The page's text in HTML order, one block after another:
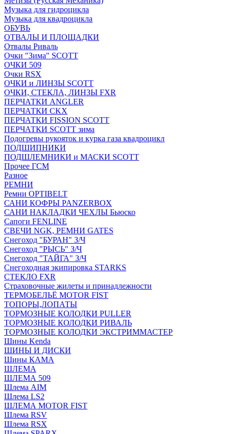
Музыка для гидроцикла
Музыка для квадроцикла
ОБУВЬ
ОТВАЛЫ И ПЛОЩАДКИ
Отвалы Риваль
Очки "Зима" SCOTT
ОЧКИ 509
Очки RSX
ОЧКИ и ЛИНЗЫ SCOTT
ОЧКИ, СТЕКЛА, ЛИНЗЫ FXR
ПЕРЧАТКИ ANGLER
ПЕРЧАТКИ CKX
ПЕРЧАТКИ FISSION SCOTT
ПЕРЧАТКИ SCOTT зима
Подогревы рукояток и курка газа квадроцикл
ПОДШИПНИКИ
ПОДШЛЕМНИКИ и МАСКИ SCOTT
Прочее ГСМ
Разное
РЕМНИ
Ремни OPTIBELT
САНИ КОФРЫ PANZERBOX
САНИ НАКЛАДКИ ЧЕХЛЫ Бьюско
Сапоги FENLINE
СВЕЧИ NGK, РЕМНИ GATES
Снегоход "БУРАН" З/Ч
Снегоход "РЫСЬ" З/Ч
Снегоход "ТАЙГА" З/Ч
Снегоходная экипировка STARKS
СТЕКЛО FXR
Страховочные жилеты и принадлежности
ТЕРМОБЕЛЬЁ MOTOR FIST
ТОПОРЫ,ЛОПАТЫ
ТОРМОЗНЫЕ КОЛОДКИ PULLER
ТОРМОЗНЫЕ КОЛОДКИ РИВАЛЬ
ТОРМОЗНЫЕ КОЛОДКИ ЭКСТРИММАСТЕР
Шины Kenda
ШИНЫ И ДИСКИ
Шины КАМА
ШЛЕМА
ШЛЕМА 509
Шлема AIM
Шлема LS2
ШЛЕМА MOTOR FIST
Шлема RSV
Шлема RSX